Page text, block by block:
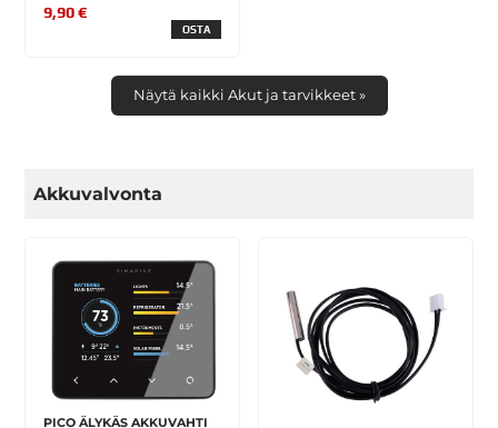
9,90 €
OSTA
Näytä kaikki Akut ja tarvikkeet »
Akkuvalvonta
PICO ÄLYKÄS AKKUVAHTI